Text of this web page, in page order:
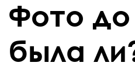
Фото до
была